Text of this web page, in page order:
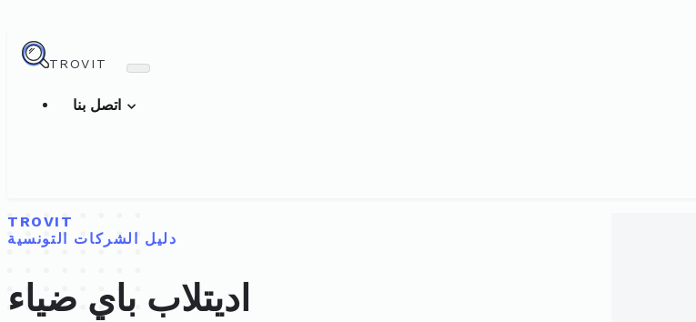
TROVIT
TROVIT
دليل الشركات التونسية
اديتلاب باي ضياء